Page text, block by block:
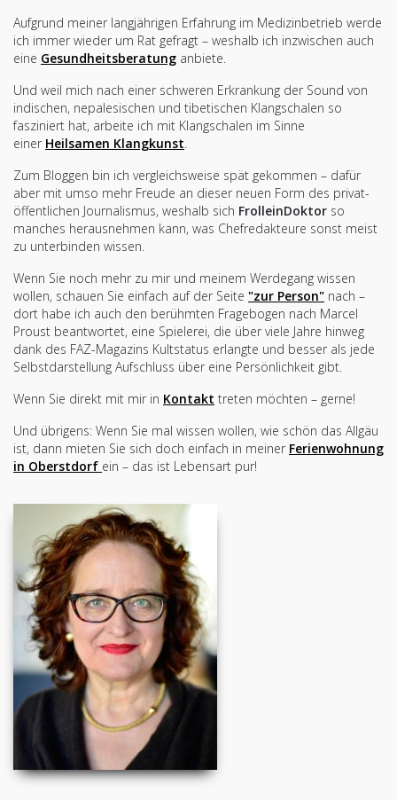
Aufgrund meiner langjährigen Erfahrung im Medizinbetrieb werde
ich immer wieder um Rat gefragt – weshalb ich inzwischen auch
eine Gesundheitsberatung anbiete.
Und weil mich nach einer schweren Erkrankung der Sound von
indischen, nepalesischen und tibetischen Klangschalen so
fasziniert hat, arbeite ich mit Klangschalen im Sinne
einer Heilsamen Klangkunst.
Zum Bloggen bin ich vergleichsweise spät gekommen – dafür
aber mit umso mehr Freude an dieser neuen Form des privat-
öffentlichen Journalismus, weshalb sich FrolleinDoktor so
manches herausnehmen kann, was Chefredakteure sonst meist
zu unterbinden wissen.
Wenn Sie noch mehr zu mir und meinem Werdegang wissen
wollen, schauen Sie einfach auf der Seite "zur Person" nach –
dort habe ich auch den berühmten Fragebogen nach Marcel
Proust beantwortet, eine Spielerei, die über viele Jahre hinweg
dank des FAZ-Magazins Kultstatus erlangte und besser als jede
Selbstdarstellung Aufschluss über eine Persönlichkeit gibt.
Wenn Sie direkt mit mir in Kontakt treten möchten – gerne!
Und übrigens: Wenn Sie mal wissen wollen, wie schön das Allgäu
ist, dann mieten Sie sich doch einfach in meiner Ferienwohnung
in Oberstdorf ein – das ist Lebensart pur!